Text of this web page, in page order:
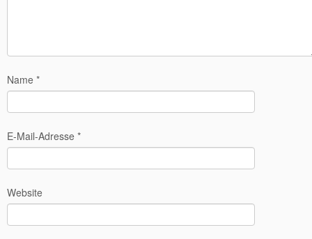
Name *
E-Mail-Adresse *
Website